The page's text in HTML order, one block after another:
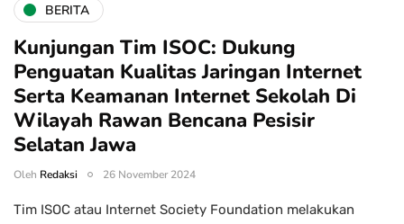
BERITA
Kunjungan Tim ISOC: Dukung
Penguatan Kualitas Jaringan Internet
Serta Keamanan Internet Sekolah Di
Wilayah Rawan Bencana Pesisir
Selatan Jawa
Oleh Redaksi 26 November 2024
Tim ISOC atau Internet Society Foundation melakukan